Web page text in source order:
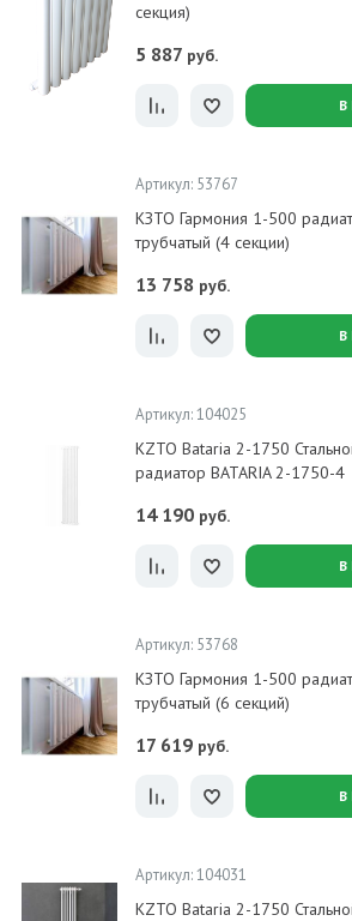
секция)
5 887 руб.
В
Артикул: 53767
КЗТО Гармония 1-500
трубчатый (4 секции)
13 758 руб.
В
Артикул: 104025
KZTO Bataria 2-1750
радиатор BATARIA 2-1750-4
14 190 руб.
В
Артикул: 53768
КЗТО Гармония 1-500
трубчатый (6 секций)
17 619 руб.
В
Артикул: 104031
KZTO Bataria 2-1750